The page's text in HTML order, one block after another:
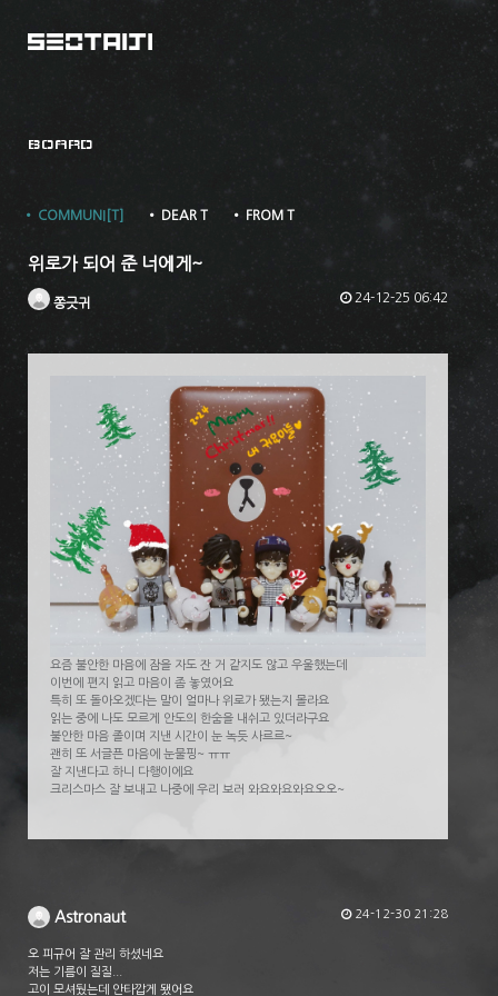
BOARD
• COMMUNI[T] • DEAR T • FROM T
위로가 되어 준 너에게~
쫑긋귀 24-12-25 06:42
요즘 불안한 마음에 잠을 자도 잔 거 같지도 않고 우울했는데
이번에 편지 읽고 마음이 좀 놓였어요
특히 또 돌아오겠다는 말이 얼마나 위로가 됐는지 몰라요
읽는 중에 나도 모르게 안도의 한숨을 내쉬고 있더라구요
불안한 마음 졸이며 지낸 시간이 눈 녹듯 사르르~
괜히 또 서글픈 마음에 눈물핑~ ㅠㅠ
잘 지낸다고 하니 다행이에요
크리스마스 잘 보내고 나중에 우리 보러 와요와요와요오오~
Astronaut 24-12-30 21:28
오 피규어 잘 관리 하셨네요
저는 기름이 질질...
고이 모셔뒀는데 안타깝게 됐어요